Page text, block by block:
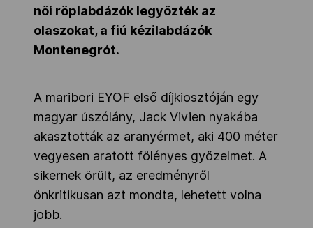
OVEP
női röplabdázók legyőzték az
olaszokat, a fiú kézilabdázók
Montenegrót.
A maribori EYOF első díjkiosztóján egy
magyar úszólány, Jack Vivien nyakába
akasztották az aranyérmet, aki 400 méter
vegyesen aratott fölényes győzelmet. A
sikernek örült, az eredményről
önkritikusan azt mondta, lehetett volna
jobb.